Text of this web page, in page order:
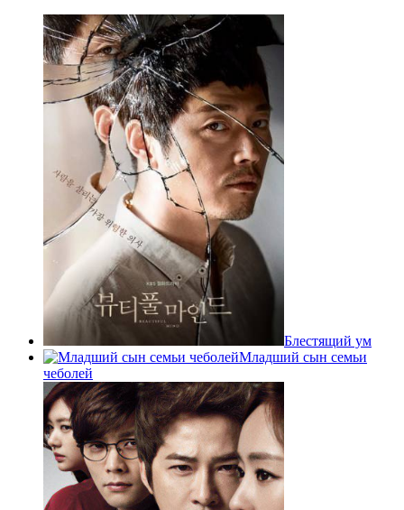
Блестящий ум
Младший сын семьи
чеболей